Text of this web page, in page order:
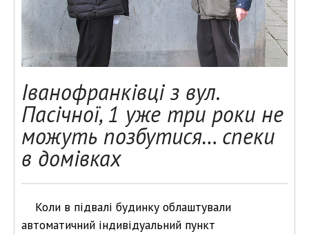
Іванофранківці з вул.
Пасічної, 1 уже три роки не
можуть позбутися… спеки
в домівках
Коли в підвалі будинку облаштували
автоматичний індивідуальний пункт